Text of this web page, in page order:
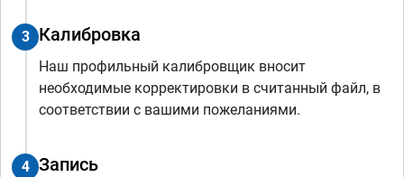
3 Калибровка
Наш профильный калибровщик вносит
необходимые корректировки в считанный файл, в
соответствии с вашими пожеланиями.
4 Запись